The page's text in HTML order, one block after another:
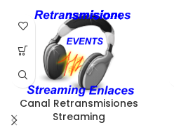
Canal Retransmisiones
Streaming